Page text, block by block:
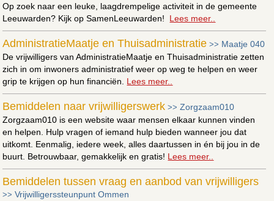
Op zoek naar een leuke, laagdrempelige activiteit in de gemeente
Leeuwarden? Kijk op SamenLeeuwarden! Lees meer..
AdministratieMaatje en Thuisadministratie >> Maatje 040
De vrijwilligers van AdministratieMaatje en Thuisadministratie zetten
zich in om inwoners administratief weer op weg te helpen en weer
grip te krijgen op hun financiën. Lees meer..
Bemiddelen naar vrijwilligerswerk >>Zorgzaam010
Zorgzaam010 is een website waar mensen elkaar kunnen vinden
en helpen. Hulp vragen of iemand hulp bieden wanneer jou dat
uitkomt. Eenmalig, iedere week, alles daartussen in én bij jou in de
buurt. Betrouwbaar, gemakkelijk en gratis! Lees meer..
Bemiddelen tussen vraag en aanbod van vrijwilligers
>>Vrijwilligerssteunpunt Ommen